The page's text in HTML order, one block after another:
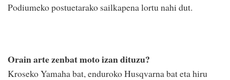
Podiumeko postuetarako sailkapena lortu nahi dut.
Orain arte zenbat moto izan dituzu?
Kroseko Yamaha bat, enduroko Husqvarna bat eta hiru